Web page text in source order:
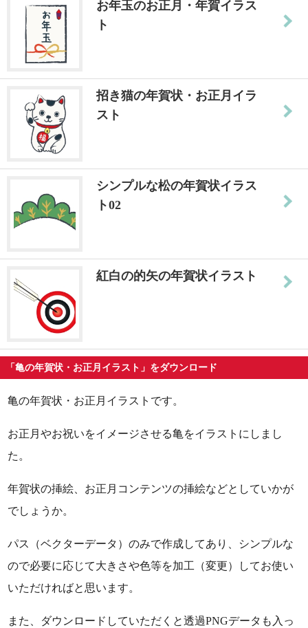
お年玉のお正月・年賀イラス
ト
招き猫の年賀状・お正月イラ
スト
シンプルな松の年賀状イラス
ト02
紅白の的矢の年賀状イラスト
「亀の年賀状・お正月イラスト」をダウンロード
亀の年賀状・お正月イラストです。
お正月やお祝いをイメージさせる亀をイラストにしまし
た。
年賀状の挿絵、お正月コンテンツの挿絵などとしていかが
でしょうか。
パス（ベクターデータ）のみで作成してあり、シンプルな
ので必要に応じて大きさや色等を加工（変更）してお使い
いただければと思います。
また、ダウンロードしていただくと透過PNGデータも入っ